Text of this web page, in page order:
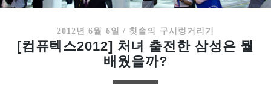
2012년 6월 6일 / 칫솔의 구시렁거리기
[컴퓨텍스2012] 처녀 출전한 삼성은 뭘
배웠을까?